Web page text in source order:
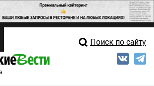
Свежий выпускПоиск по сайту